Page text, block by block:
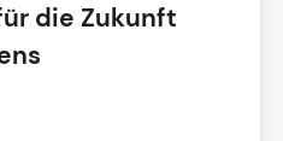
die Zukunft